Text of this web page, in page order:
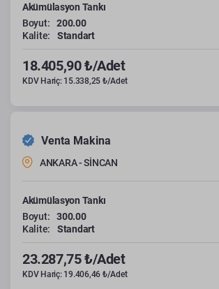
Akümülasyon Tankı
Boyut:
200.00
Kalite:
Standart
18.405,90 ₺/Adet
KDV Hariç: 15.338,25 ₺/Adet
Venta Makina
ANKARA - SİNCAN
Akümülasyon Tankı
Boyut:
300.00
Kalite:
Standart
23.287,75 ₺/Adet
KDV Hariç: 19.406,46 ₺/Adet